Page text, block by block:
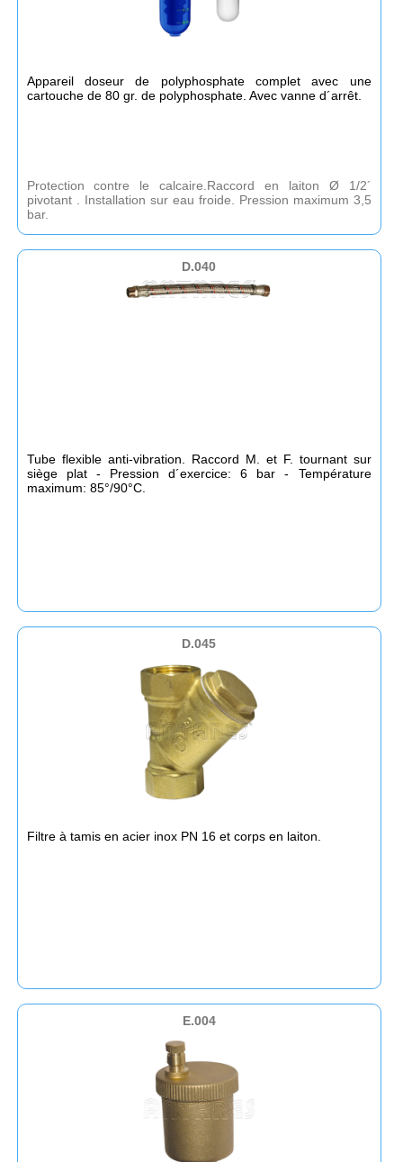
Appareil doseur de polyphosphate complet avec une
cartouche de 80 gr. de polyphosphate. Avec vanne d´arrêt.
Protection contre le calcaire.Raccord en laiton Ø 1/2´
pivotant . Installation sur eau froide. Pression maximum 3,5
bar.
D.040
Tube flexible anti-vibration. Raccord M. et F. tournant sur
siège plat - Pression d´exercice: 6 bar - Température
maximum: 85°/90°C.
D.045
Filtre à tamis en acier inox PN 16 et corps en laiton.
E.004